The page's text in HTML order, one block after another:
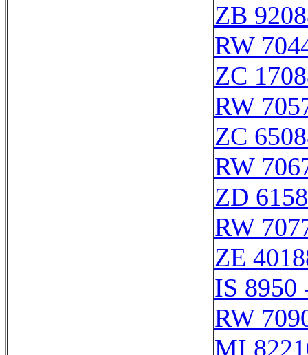
ZB
RW
ZC
RW
ZC
RW
ZD
RW
ZE
IS 8950
RW
MI